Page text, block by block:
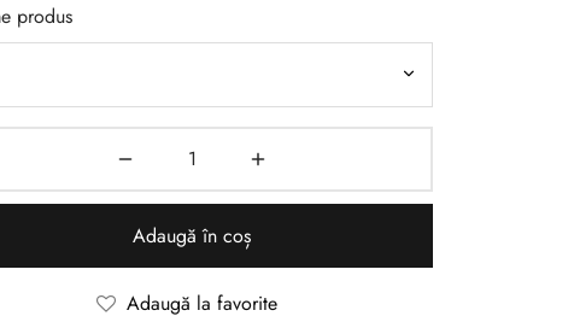
produs
Adaugă în coș
Adaugă la favorite